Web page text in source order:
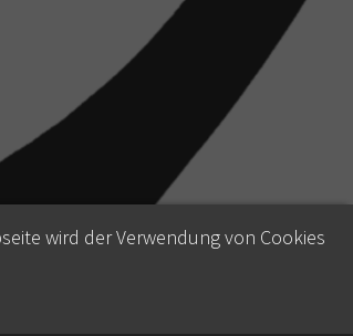
wird der Verwendung von Cookies